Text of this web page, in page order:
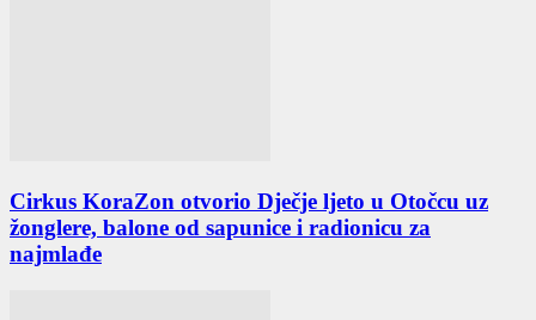
Cirkus KoraZon otvorio Dječje ljeto u Otočcu uz
žonglere, balone od sapunice i radionicu za
najmlađe